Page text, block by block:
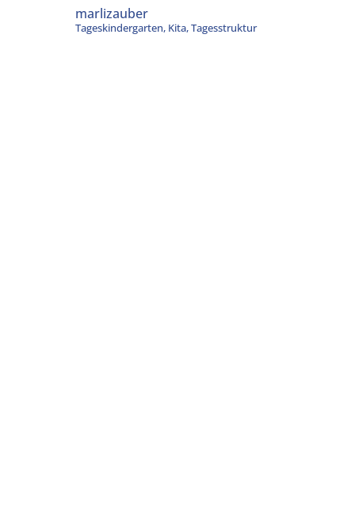
marlizauber
Tageskindergarten, Kita, Tagesstruktur